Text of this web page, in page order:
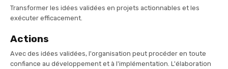
Transformer les idées validées en projets actionnables et les
exécuter efficacement.
Actions
Avec des idées validées, l'organisation peut procéder en toute
confiance au développement et à l'implémentation. L'élaboration